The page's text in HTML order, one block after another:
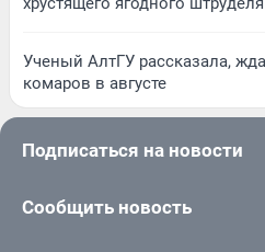
Ученый АлтГУ рассказала,
комаров в августе
Подписаться на новости
Сообщить новость